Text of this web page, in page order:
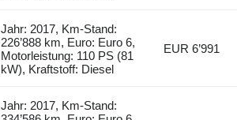
Jahr: 2017, Km-Stand:
226’888 km, Euro: Euro 6,
Motorleistung: 110 PS (81
kW), Kraftstoff: Diesel
EUR 6’991
Jahr: 2017, Km-Stand: